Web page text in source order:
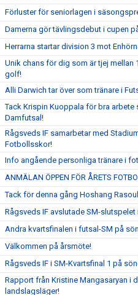
Förluster för seniorlagen i
Damerna gör tävlingsdebut i cupen
Herrarna startar division 3 mot
Unik chans för dig som är tjej mellan
golf!
Alli Darwich tar över som tränare i
Tack Krispin Kuoppala för bra arbete
Damfutsal!
Rågsveds IF samarbetar med
Fotbollsskor!
Info angående personliga tränare i
ANMÄLAN ÖPPEN FÖR ÅRETS
Tack för denna gång Hoshang
Rågsveds IF avslutade SM-
Andra kvartsfinalen i futsal-SM på
Välkommen på årsmöte!
Rågsveds IF i SM-Kvartsfinal 1 på
Rapport från Kristine Mangasaryan i
landslagsläger!